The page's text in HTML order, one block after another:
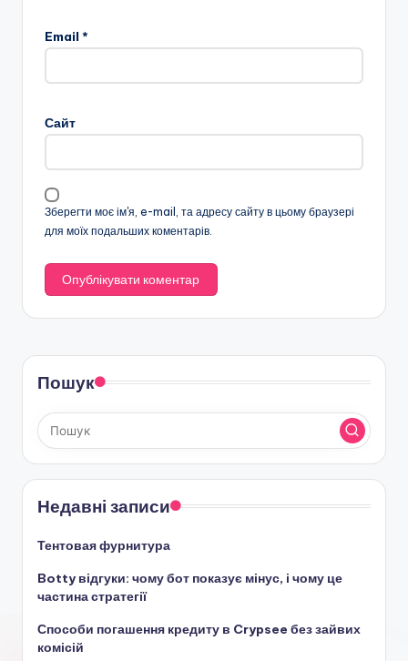
Email *
Сайт
Зберегти моє ім'я, e-mail, та адресу сайту в цьому браузері
для моїх подальших коментарів.
Пошук
Недавні записи
Тентовая фурнитура
Botty відгуки: чому бот показує мінус, і чому це
частина стратегії
Способи погашення кредиту в Crypsee без зайвих
комісій